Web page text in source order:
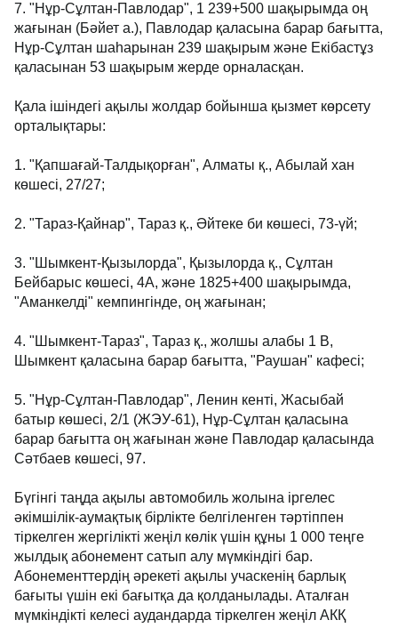
7. "Нұр-Сұлтан-Павлодар", 1 239+500 шақырымда оң
жағынан (Бәйет а.), Павлодар қаласына барар бағытта,
Нұр-Сұлтан шаһарынан 239 шақырым және Екібастұз
қаласынан 53 шақырым жерде орналасқан.
Қала ішіндегі ақылы жолдар бойынша қызмет көрсету
орталықтары:
1. "Қапшағай-Талдықорған", Алматы қ., Абылай хан
көшесі, 27/27;
2. "Тараз-Қайнар", Тараз қ., Әйтеке би көшесі, 73-үй;
3. "Шымкент-Қызылорда", Қызылорда қ., Сұлтан
Бейбарыс көшесі, 4А, және 1825+400 шақырымда,
"Аманкелді" кемпингінде, оң жағынан;
4. "Шымкент-Тараз", Тараз қ., жолшы алабы 1 В,
Шымкент қаласына барар бағытта, "Раушан" кафесі;
5. "Нұр-Сұлтан-Павлодар", Ленин кенті, Жасыбай
батыр көшесі, 2/1 (ЖЭУ-61), Нұр-Сұлтан қаласына
барар бағытта оң жағынан және Павлодар қаласында
Сәтбаев көшесі, 97.
Бүгінгі таңда ақылы автомобиль жолына іргелес
әкімшілік-аумақтық бірлікте белгіленген тәртіппен
тіркелген жергілікті жеңіл көлік үшін құны 1 000 теңге
жылдық абонемент сатып алу мүмкіндігі бар.
Абонементтердің әрекеті ақылы учаскенің барлық
бағыты үшін екі бағытқа да қолданылады. Аталған
мүмкіндікті келесі аудандарда тіркелген жеңіл АКҚ